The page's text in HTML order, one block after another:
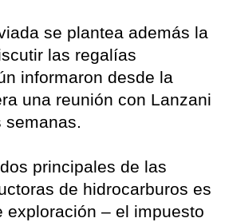
se plantea además la
las regalías
informaron desde la
una reunión con Lanzani
semanas.
principales de las
de hidrocarburos es
exploración – el impuesto